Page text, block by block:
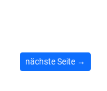
nächste Seite →